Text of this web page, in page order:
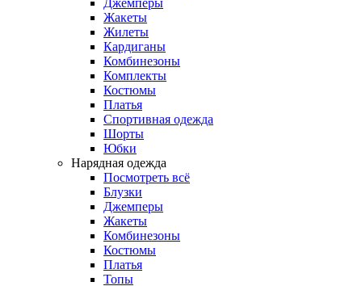
Жакеты
Жилеты
Кардиганы
Комбинезоны
Комплекты
Костюмы
Платья
Спортивная одежда
Шорты
Юбки
Нарядная одежда
Посмотреть всё
Блузки
Джемперы
Жакеты
Комбинезоны
Костюмы
Платья
Топы